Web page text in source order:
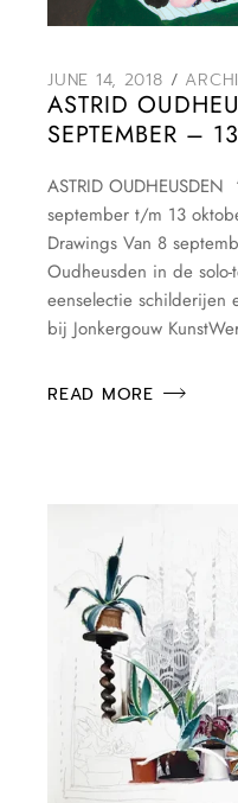
JUNE 14, 2018
ASTRID
SEPTEMBER –
ASTRID
september t/m 13
Drawings Van 8
Oudheusden in de solo-
eenselectie schilderijen
bij Jonkergouw
READ MORE